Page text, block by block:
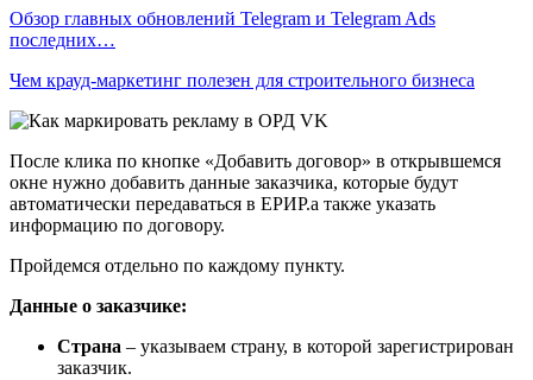
Обзор главных обновлений Telegram и Telegram Ads
последних…
Чем крауд-маркетинг полезен для строительного бизнеса
После клика по кнопке «Добавить договор» в открывшемся
окне нужно добавить данные заказчика, которые будут
автоматически передаваться в ЕРИР.а также указать
информацию по договору.
Пройдемся отдельно по каждому пункту.
Данные о заказчике:
Страна – указываем страну, в которой зарегистрирован
заказчик.